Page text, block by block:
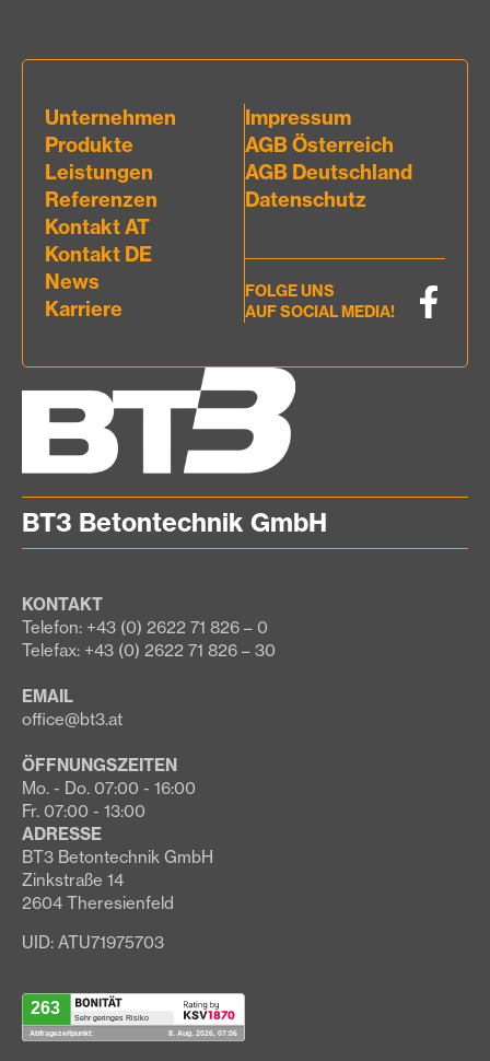
BT3 Betontechnik GmbH
KONTAKT
Telefon: +43 (0) 2622 71 826 – 0
Telefax: +43 (0) 2622 71 826 – 30
EMAIL
office@bt3.at
ÖFFNUNGSZEITEN
Mo. - Do. 07:00 - 16:00
Fr. 07:00 - 13:00
ADRESSE
BT3 Betontechnik GmbH
Zinkstraße 14
2604 Theresienfeld
UID: ATU71975703
Unternehmen
Produkte
Leistungen
Referenzen
Kontakt AT
Kontakt DE
News
Karriere
Impressum
AGB Österreich
AGB Deutschland
Datenschutz
FOLGE UNS
AUF SOCIAL MEDIA!